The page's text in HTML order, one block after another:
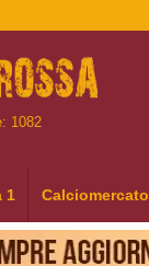
1082
1 Calciomercato